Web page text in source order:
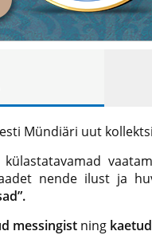
Mündiäri uut
nende ilust ja
messingist ning